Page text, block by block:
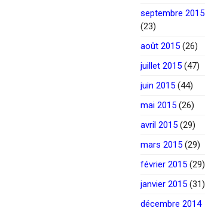
septembre 2015
(23)
août 2015 (26)
juillet 2015 (47)
juin 2015 (44)
mai 2015 (26)
avril 2015 (29)
mars 2015 (29)
février 2015 (29)
janvier 2015 (31)
décembre 2014